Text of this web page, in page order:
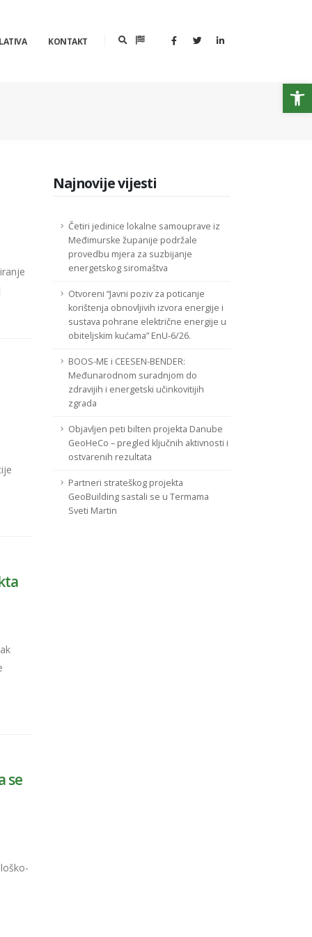
KONTAKT
se
Najnovije vijesti
Četiri jedinice lokalne samouprave iz
Međimurske županije podržale
provedbu mjera za suzbijanje
energetskog siromaštva
Otvoreni “Javni poziv za poticanje
korištenja obnovljivih izvora energije i
sustava pohrane električne energije u
obiteljskim kućama” EnU-6/26.
BOOS-ME i CEESEN-BENDER:
Međunarodnom suradnjom do
zdravijih i energetski učinkovitijih
zgrada
Objavljen peti bilten projekta Danube
GeoHeCo – pregled ključnih aktivnosti i
ostvarenih rezultata
Partneri strateškog projekta
GeoBuilding sastali se u Termama
Sveti Martin